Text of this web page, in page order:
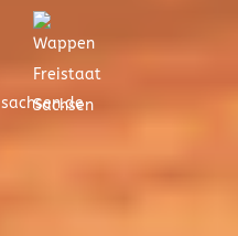
sachsen.de